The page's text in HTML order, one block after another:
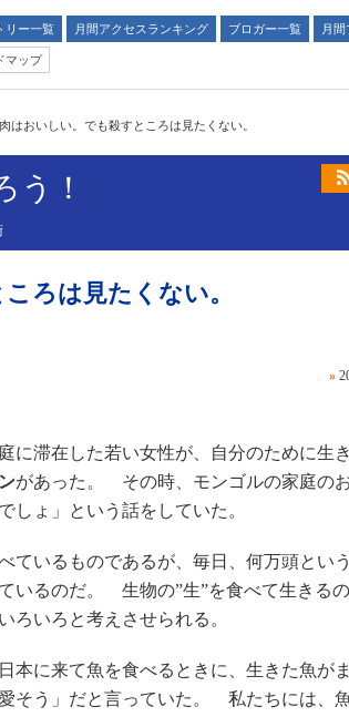
リー一覧 月間アクセスランキング ブロガー一覧
月
マップ
はおいしい。でも殺すところは見たくない。
う！
ろは見たくない。
»
に滞在した若い女性が、自分のために生
があった。 その時、モンゴルの家庭の
しょ」という話をしていた。
ているものであるが、毎日、何万頭とい
いるのだ。 生物の”生”を食べて生きる
ろいろと考えさせられる。
に来て魚を食べるときに、生きた魚が
そう」だと言っていた。 私たちには、